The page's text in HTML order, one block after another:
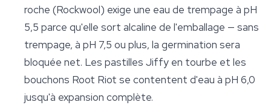
roche (Rockwool) exige une eau de trempage à pH
5,5 parce qu'elle sort alcaline de l'emballage — sans
trempage, à pH 7,5 ou plus, la germination sera
bloquée net. Les pastilles Jiffy en tourbe et les
bouchons Root Riot se contentent d'eau à pH 6,0
jusqu'à expansion complète.